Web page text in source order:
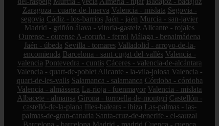
Zaragoza - cuarte-de-huerva Valencia - mislata Segovia -
segovia Cádiz - los-barrios Jaén - jaén Murcia - san-javier
Madrid - griñón álava - vitoria-gasteiz Alicante - rojales
Ourense - ourense A-coruña - ferrol Málaga - benalmádena
Jaén - úbeda Sevilla - tomares Valladolid - arroyo-de-la-
encomienda Barcelona - sant-cugat-del-vallès Valencia -
valencia Pontevedra - cuntis Cáceres - valencia-de-alcántara
Valencia - quart-de-poblet Alicante - la-vila-joiosa Valencia -
quart-de-les-valls Salamanca - salamanca Córdoba - córdoba
Valencia - almàssera La-rioja - fuenmayor Valencia - mislata
Albacete - almansa Girona - torroella-de-montgrí Castellón -
castelló-de-la-plana Illes-balears - ibiza Las-palmas - las-
palmas-de-gran-canaria Santa-cruz-de-tenerife - el-sauzal